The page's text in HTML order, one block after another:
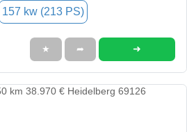
157 kw (213 PS)
★ ➦ ➜